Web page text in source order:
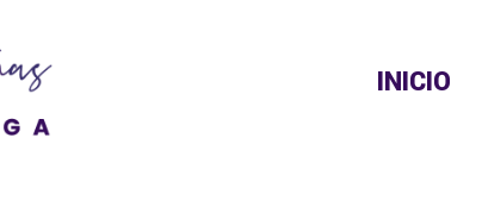
INICIO